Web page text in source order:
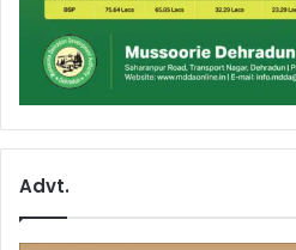
Advt.